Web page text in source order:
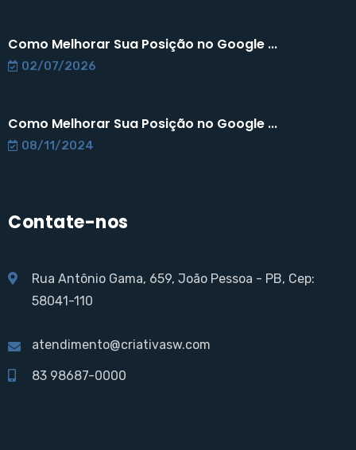
Como Melhorar Sua Posição no Google ...
02/07/2026
Como Melhorar Sua Posição no Google ...
08/11/2024
Contate-nos
Rua Antônio Gama, 659, João Pessoa - PB, Cep:
58041-110
atendimento@criativasw.com
83 98687-0000